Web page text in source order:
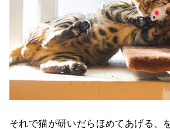
それで猫が研いだらほめてあげる、